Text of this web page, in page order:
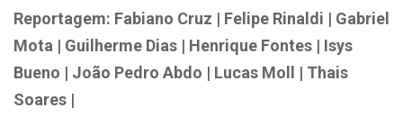
Reportagem: Fabiano Cruz | Felipe Rinaldi | Gabriel
Mota | Guilherme Dias | Henrique Fontes | Isys
Bueno | João Pedro Abdo | Lucas Moll | Thais
Soares |